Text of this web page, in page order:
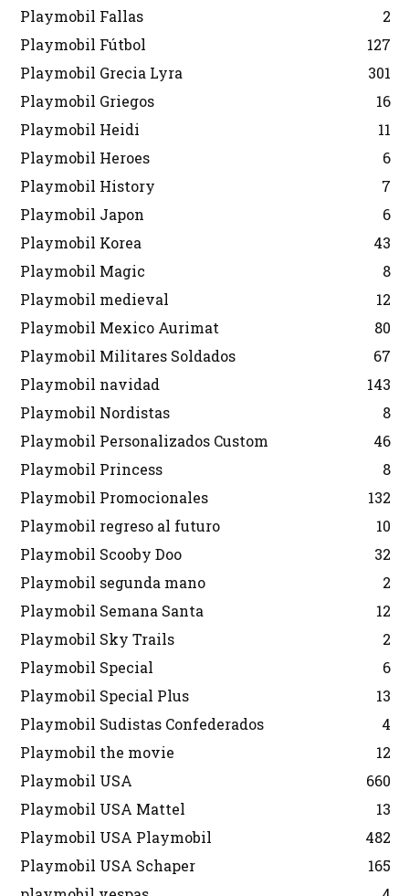
Playmobil Fallas
2
Playmobil Fútbol
127
Playmobil Grecia Lyra
301
Playmobil Griegos
16
Playmobil Heidi
11
Playmobil Heroes
6
Playmobil History
7
Playmobil Japon
6
Playmobil Korea
43
Playmobil Magic
8
Playmobil medieval
12
Playmobil Mexico Aurimat
80
Playmobil Militares Soldados
67
Playmobil navidad
143
Playmobil Nordistas
8
Playmobil Personalizados Custom
46
Playmobil Princess
8
Playmobil Promocionales
132
Playmobil regreso al futuro
10
Playmobil Scooby Doo
32
Playmobil segunda mano
2
Playmobil Semana Santa
12
Playmobil Sky Trails
2
Playmobil Special
6
Playmobil Special Plus
13
Playmobil Sudistas Confederados
4
Playmobil the movie
12
Playmobil USA
660
Playmobil USA Mattel
13
Playmobil USA Playmobil
482
Playmobil USA Schaper
165